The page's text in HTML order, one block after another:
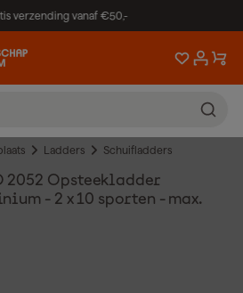
verzending vanaf €50,-
Ladders Schuifladders
2052 Opsteekladder
- 2 x 10 sporten - max.